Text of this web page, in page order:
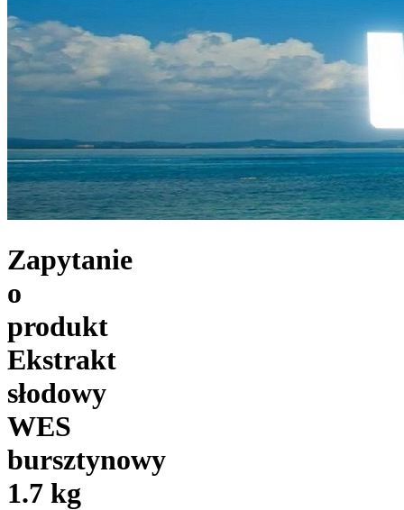
Zapytanie
o
produkt
Ekstrakt
słodowy
WES
bursztynowy
1.7 kg